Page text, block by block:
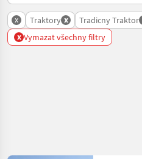
x Traktory x Tradicny Traktor
x Vymazat všechny filtry